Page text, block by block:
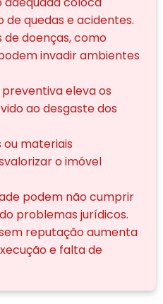
quedas e acidentes.
doenças, como
invadir ambientes
eleva os
ao desgaste dos
materiais
o imóvel
podem não cumprir
problemas jurídicos.
reputação aumenta
e falta de